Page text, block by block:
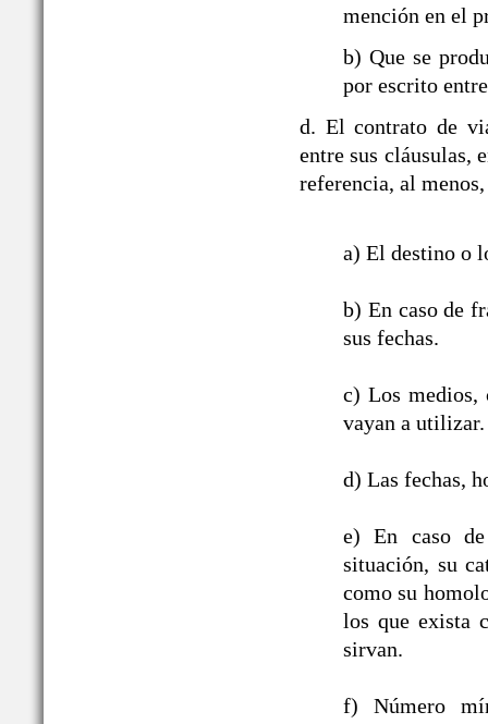
mención en el
b) Que se
por escrito
d. El contrato de
entre sus cláusulas,
referencia, al
a) El destino o
b) En caso de
sus fechas.
c) Los medios,
vayan a utilizar.
d) Las fechas,
e) En caso
situación, su
como su
los que exista
sirvan.
f) Número